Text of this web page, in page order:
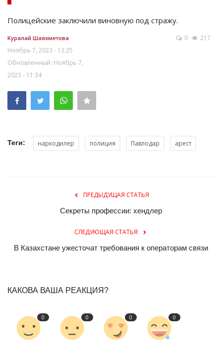
Полицейские заключили виновную под стражу.
Куралай Шаяхметова
Ноябрь 7, 2023 - 13:25
Обновленный: Ноябрь 7,
2023 - 11:34
0 217
Теги: наркодилер полиция Павлодар арест
ПРЕДЫДУЩАЯ СТАТЬЯ
Секреты профессии: хендлер
СЛЕДУЮЩАЯ СТАТЬЯ
В Казахстане ужесточат требования к операторам связи
КАКОВА ВАША РЕАКЦИЯ?
0 0 0 0